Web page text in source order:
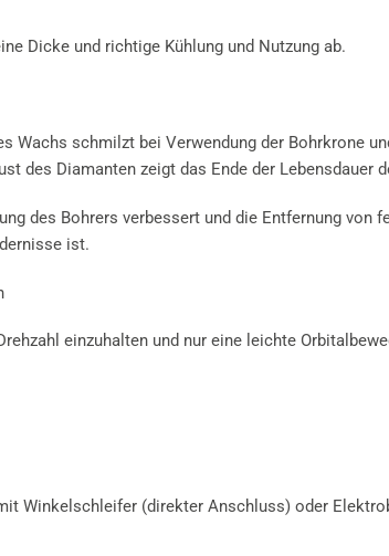
Dicke und richtige Kühlung und Nutzung ab.
Wachs schmilzt bei Verwendung der Bohrkrone
des Diamanten zeigt das Ende der Lebensdauer
des Bohrers verbessert und die Entfernung
ist.
einzuhalten und nur eine leichte
Winkelschleifer (direkter Anschluss) oder